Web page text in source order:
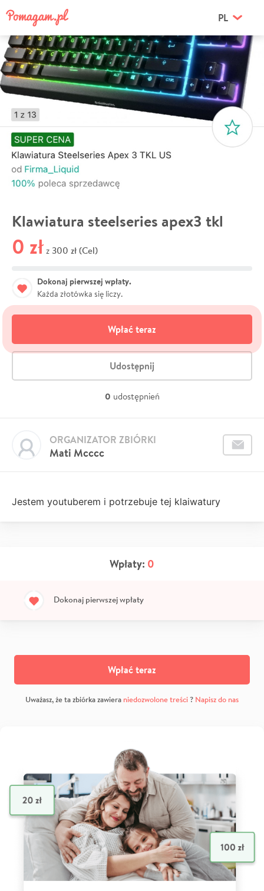
PL
Klawiatura steelseries apex3 tkl
0 zł z 300 zł (Cel)
Dokonaj pierwszej wpłaty.
Każda złotówka się liczy.
Wpłać teraz
Udostępnij
0 udostępnień
Mati Mcccc
ORGANIZATOR ZBIÓRKI
Jestem youtuberem i potrzebuje tej klaiwatury
Wpłaty: 0
Dokonaj pierwszej wpłaty
Wpłać teraz
Uważasz, że ta zbiórka zawiera niedozwolone treści? Napisz do nas